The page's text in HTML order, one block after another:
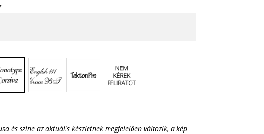
és színe az aktuális készletnek megfelelően változik, a kép